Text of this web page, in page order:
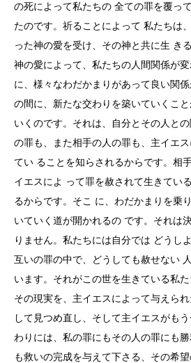
の死によって私たちの 全ての罪を覆っ
たのです。祈ることによって 私たちは
った神の愛を受け、その神と共に生 き
神の愛によって、私たちの人間関係が
に、様々なわだかまりがあって良い関
の間に、新たな交わりを築いていくこ
いくのです。それは、自分とその人と
の罪も、また相手の人の罪も、主イエ
てい ることを知らされるからです。相
イエスによ って罪を赦されて生きてい
るからです。そこ に、わだかまりを乗
いていく道が開かれるの です。それは
りません。私たちには自分では どうし
互いの罪の中で、どうしても赦せない
います。それがこの世を生きている私
その現実を、主イエスによって与えら
して見つめ直し、そして主イエスがも
わりには、私の罪にもその人の罪にも
も救いの完成を与えて下さる、その希